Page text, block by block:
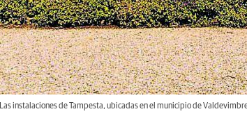
Las instalaciones de Tampesta, ubicadas en el municipio de